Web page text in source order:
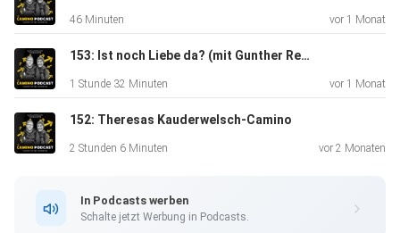
- Achtung: Da unser Versandzentrum im Urlaub ist, erfolgt
46 Minuten vor 1 Monat
153: Ist noch Liebe da? (mit Gunther Reber)
1 Stunde 32 Minuten vor 1 Monat
152: Theresas Kauderwelsch-Camino
2 Stunden 6 Minuten vor 2 Monaten
In Podcasts werben
Schalte jetzt Werbung in Podcasts.